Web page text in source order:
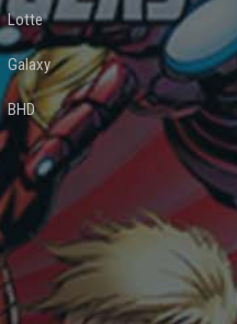
Lotte
Galaxy
BHD